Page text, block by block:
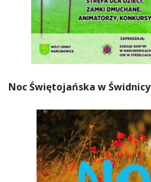
Noc Świętojańska w Świdnicy